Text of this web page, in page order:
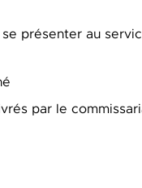
présenter au
par le